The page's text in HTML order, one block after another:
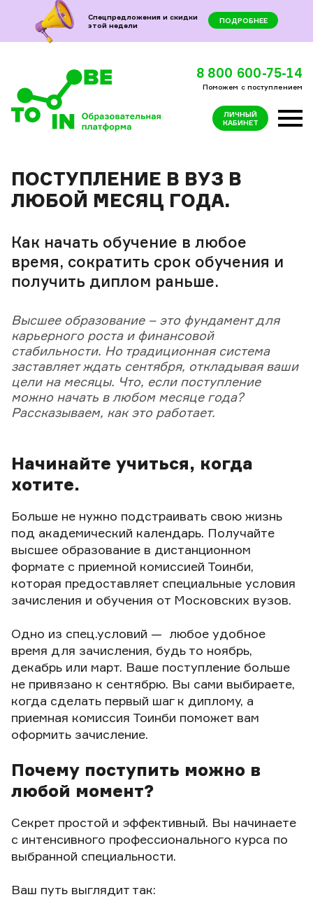
Спецпредложения и скидки
этой недели
ПОДРОБНЕЕ
8 800 600-75-14
Поможем с поступлением
ЛИЧНЫЙ
КАБИНЕТ
8 800 600-75-14
ПОСТУПЛЕНИЕ В ВУЗ В
ЛЮБОЙ МЕСЯЦ ГОДА.
Как начать обучение в любое
время, сократить срок обучения и
получить диплом раньше.
Высшее образование – это фундамент для
карьерного роста и финансовой
стабильности. Но традиционная система
заставляет ждать сентября, откладывая ваши
цели на месяцы. Что, если поступление
можно начать в любом месяце года?
Рассказываем, как это работает.
Начинайте учиться, когда
хотите.
Больше не нужно подстраивать свою жизнь
под академический календарь. Получайте
высшее образование в дистанционном
формате с приемной комиссией Тоинби,
которая предоставляет специальные условия
зачисления и обучения от Московских вузов.
Одно из спец.условий — любое удобное
время для зачисления, будь то ноябрь,
декабрь или март. Ваше поступление больше
не привязано к сентябрю. Вы сами выбираете,
когда сделать первый шаг к диплому, а
приемная комиссия Тоинби поможет вам
оформить зачисление.
Почему поступить можно в
любой момент?
Секрет простой и эффективный. Вы начинаете
с интенсивного профессионального курса по
выбранной специальности.
Ваш путь выглядит так: